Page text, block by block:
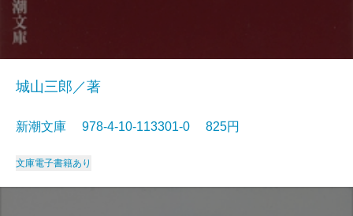
城山三郎／著
新潮文庫 978-4-10-113301-0 825円
文庫電子書籍あり